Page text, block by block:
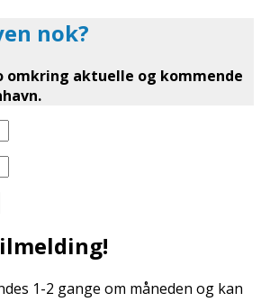
nok?
aktuelle og kommende
1-2 gange om måneden og kan